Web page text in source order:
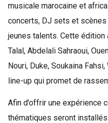
musicale marocaine et
concerts, DJ sets et
jeunes talents. Cette édition
Talal, Abdelali Sahraoui,
Nouri, Duke, Soukaina
line-up qui promet de
Afin d’offrir une expérience
thématiques seront